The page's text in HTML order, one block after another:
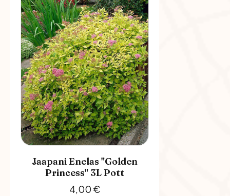
Jaapani Enelas "Golden
Princess" 3L Pott
4,00 €